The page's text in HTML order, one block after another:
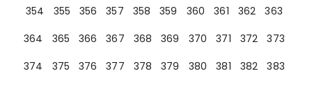
354
355 356 357 358 359 360 361 362
363
364
365 366 367 368 369 370 371 372
373
374
375 376 377 378 379 380 381 382
383